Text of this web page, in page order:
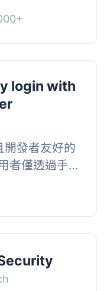
測和暴力攻
login with
發者友好的
者僅透過手機
體驗，特別